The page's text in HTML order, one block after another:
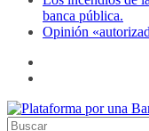
banca pública.
Opinión